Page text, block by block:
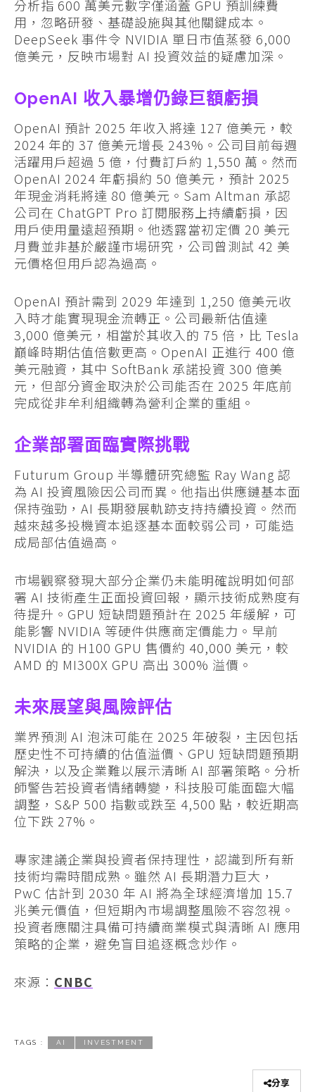
分析指 600 萬美元數字僅涵蓋 GPU 預訓練費
用，忽略研發、基礎設施與其他關鍵成本。
DeepSeek 事件令 NVIDIA 單日市值蒸發 6,000
億美元，反映市場對 AI 投資效益的疑慮加深。
OpenAI 收入暴增仍錄巨額虧損
OpenAI 預計 2025 年收入將達 127 億美元，較
2024 年的 37 億美元增長 243%。公司目前每週
活躍用戶超過 5 億，付費訂戶約 1,550 萬。然而
OpenAI 2024 年虧損約 50 億美元，預計 2025
年現金消耗將達 80 億美元。Sam Altman 承認
公司在 ChatGPT Pro 訂閱服務上持續虧損，因
用戶使用量遠超預期。他透露當初定價 20 美元
月費並非基於嚴謹市場研究，公司曾測試 42 美
元價格但用戶認為過高。
OpenAI 預計需到 2029 年達到 1,250 億美元收
入時才能實現現金流轉正。公司最新估值達
3,000 億美元，相當於其收入的 75 倍，比 Tesla
巔峰時期估值倍數更高。OpenAI 正進行 400 億
美元融資，其中 SoftBank 承諾投資 300 億美
元，但部分資金取決於公司能否在 2025 年底前
完成從非牟利組織轉為營利企業的重組。
企業部署面臨實際挑戰
Futurum Group 半導體研究總監 Ray Wang 認
為 AI 投資風險因公司而異。他指出供應鏈基本面
保持強勁，AI 長期發展軌跡支持持續投資。然而
越來越多投機資本追逐基本面較弱公司，可能造
成局部估值過高。
市場觀察發現大部分企業仍未能明確說明如何部
署 AI 技術產生正面投資回報，顯示技術成熟度有
待提升。GPU 短缺問題預計在 2025 年緩解，可
能影響 NVIDIA 等硬件供應商定價能力。早前
NVIDIA 的 H100 GPU 售價約 40,000 美元，較
AMD 的 MI300X GPU 高出 300% 溢價。
未來展望與風險評估
業界預測 AI 泡沫可能在 2025 年破裂，主因包括
歷史性不可持續的估值溢價、GPU 短缺問題預期
解決，以及企業難以展示清晰 AI 部署策略。分析
師警告若投資者情緒轉變，科技股可能面臨大幅
調整，S&P 500 指數或跌至 4,500 點，較近期高
位下跌 27%。
專家建議企業與投資者保持理性，認識到所有新
技術均需時間成熟。雖然 AI 長期潛力巨大，
PwC 估計到 2030 年 AI 將為全球經濟增加 15.7
兆美元價值，但短期內市場調整風險不容忽視。
投資者應關注具備可持續商業模式與清晰 AI 應用
策略的企業，避免盲目追逐概念炒作。
來源： CNBC
TAGS : AI INVESTMENT
分享